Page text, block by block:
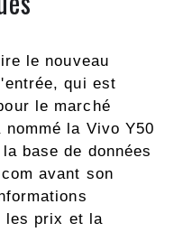
le nouveau
qui est
le marché
la Vivo Y50
base de données
avant son
les prix et la